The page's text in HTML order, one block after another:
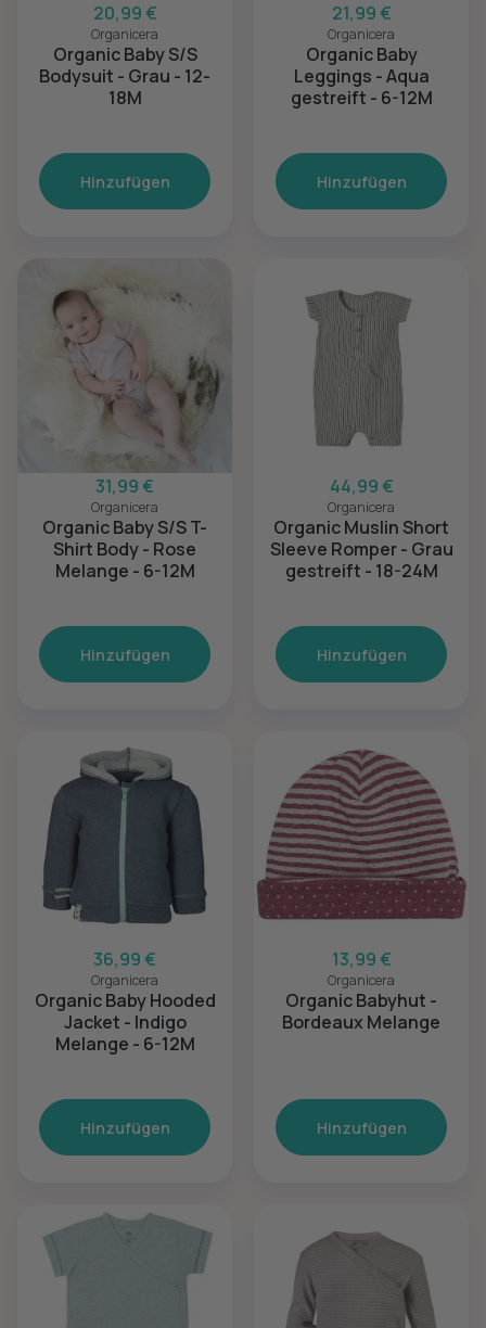
20,99 €
Organicera
Organic Baby S/S
Bodysuit - Grau - 12-
18M
Hinzufügen
21,99 €
Organicera
Organic Baby
Leggings - Aqua
gestreift - 6-12M
Hinzufügen
31,99 €
Organicera
Organic Baby S/S T-
Shirt Body - Rose
Melange - 6-12M
Hinzufügen
44,99 €
Organicera
Organic Muslin Short
Sleeve Romper - Grau
gestreift - 18-24M
Hinzufügen
36,99 €
Organicera
Organic Baby Hooded
Jacket - Indigo
Melange - 6-12M
Hinzufügen
13,99 €
Organicera
Organic Babyhut -
Bordeaux Melange
Hinzufügen